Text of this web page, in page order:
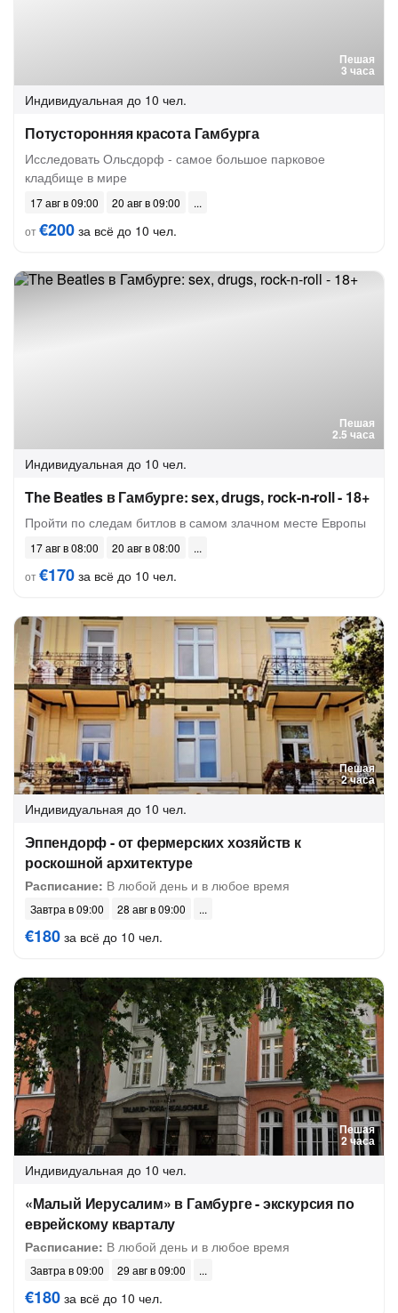
Пешая
3 часа
Индивидуальная до 10 чел.
Потусторонняя красота Гамбурга
Исследовать Ольсдорф - самое большое парковое
кладбище в мире
17 авг в 09:00
20 авг в 09:00
от€200 за всё до 10 чел.
Пешая
2.5 часа
Индивидуальная до 10 чел.
The Beatles в Гамбурге: sex, drugs, rock-n-roll - 18+
Пройти по следам битлов в самом злачном месте Европы
17 авг в 08:00
20 авг в 08:00
от€170 за всё до 10 чел.
Пешая
2 часа
Индивидуальная до 10 чел.
Эппендорф - от фермерских хозяйств к
роскошной архитектуре
Расписание: В любой день и в любое время
Завтра в 09:00 28 авг в 09:00
€180 за всё до 10 чел.
Пешая
2 часа
Индивидуальная до 10 чел.
«Малый Иерусалим» в Гамбурге - экскурсия по
еврейскому кварталу
Расписание: В любой день и в любое время
Завтра в 09:00 29 авг в 09:00
€180 за всё до 10 чел.